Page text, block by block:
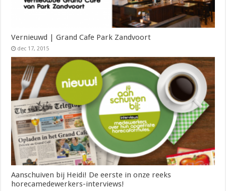
Vernieuwd | Grand Cafe Park Zandvoort
dec 17, 2015
Aanschuiven bij Heidi! De eerste in onze reeks
horecamedewerkers-interviews!